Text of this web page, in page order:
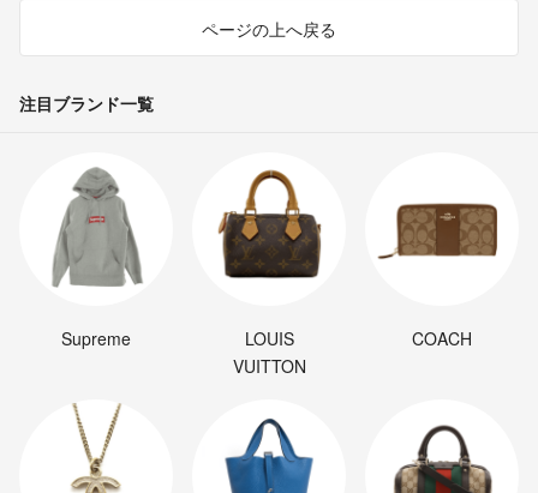
ページの上へ戻る
注目ブランド一覧
Supreme
LOUIS
VUITTON
COACH